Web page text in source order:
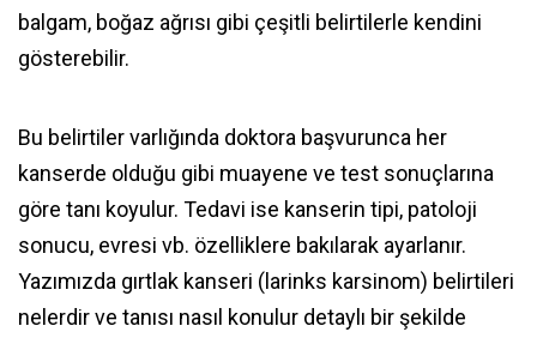
balgam, boğaz ağrısı gibi çeşitli belirtilerle kendini
gösterebilir.
Bu belirtiler varlığında doktora başvurunca her
kanserde olduğu gibi muayene ve test sonuçlarına
göre tanı koyulur. Tedavi ise kanserin tipi, patoloji
sonucu, evresi vb. özelliklere bakılarak ayarlanır.
Yazımızda gırtlak kanseri (larinks karsinom) belirtileri
nelerdir ve tanısı nasıl konulur detaylı bir şekilde